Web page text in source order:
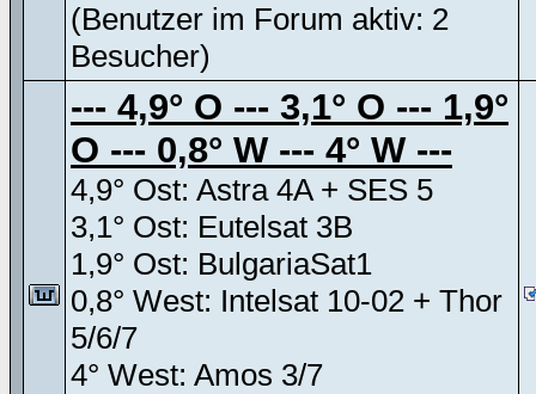
(Benutzer im Forum aktiv: 2
Besucher)
--- 4,9° O --- 3,1° O --- 1,9°
O --- 0,8° W --- 4° W ---
4,9° Ost: Astra 4A + SES 5
3,1° Ost: Eutelsat 3B
1,9° Ost: BulgariaSat1
0,8° West: Intelsat 10-02 + Thor
5/6/7
4° West: Amos 3/7